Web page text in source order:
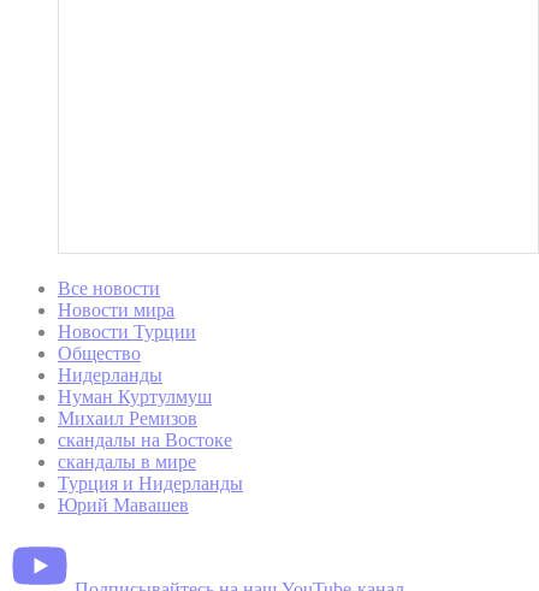
Все новости
Новости мира
Новости Турции
Общество
Нидерланды
Нуман Куртулмуш
Михаил Ремизов
скандалы на Востоке
скандалы в мире
Турция и Нидерланды
Юрий Мавашев